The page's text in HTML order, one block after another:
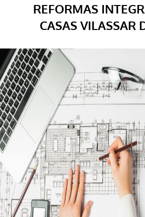
REFORMAS
CASAS VILASSAR